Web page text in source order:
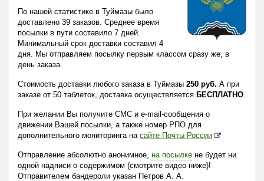
По нашей статистике в Туймазы было
доставлено 39 заказов. Среднее время
посылки в пути составило 7 дней.
Минимальный срок доставки составил 4
дня. Мы отправляем посылку первым классом сразу же, в
день заказа.
Стоимость доставки любого заказа в Туймазы 250 руб. А при
заказе от 50 таблеток, доставка осуществляется БЕСПЛАТНО.
При желании Вы получите СМС и e-mail-сообщения о
движении Вашей посылки, а также номер РПО для
дополнительного мониторинга на сайте Почты России
Отправление абсолютно анонимное, на посылке не будет ни
одной надписи о содержимом (смотрите видео ниже)!
Отправителем бандероли указан Петров А. А.